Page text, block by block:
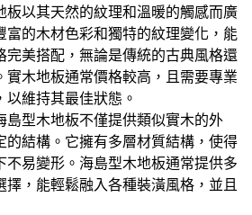
板以其天然的紋理和溫暖的觸感而廣
富的木材色彩和獨特的紋理變化，能
完美搭配，無論是傳統的古典風格還
實木地板通常價格較高，且需要專業
以維持其最佳狀態。
島型木地板不僅提供類似實木的外
的結構。它擁有多層材質結構，使得
不易變形。海島型木地板通常提供多
擇，能輕鬆融入各種裝潢風格，並且